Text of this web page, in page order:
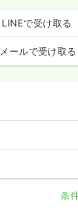
LINEで受け取る
メールで受け取る
条